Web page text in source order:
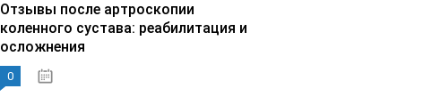
Отзывы после артроскопии
коленного сустава: реабилитация и
осложнения
0